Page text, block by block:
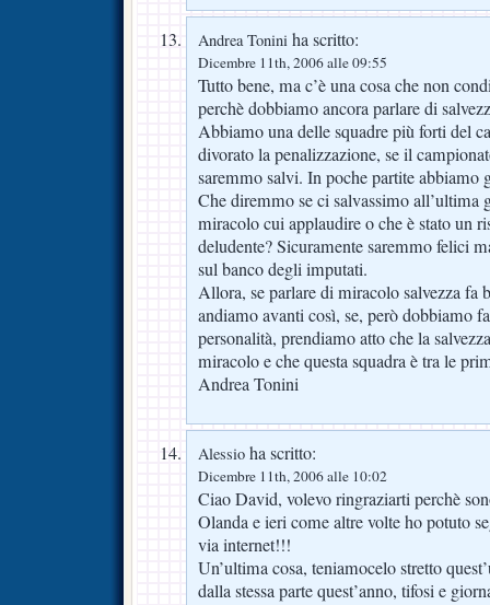
Andrea Tonini ha scritto:
Dicembre 11th, 2006 alle 09:55
Tutto bene, ma c’è una cosa che non
perchè dobbiamo ancora parlare di
Abbiamo una delle squadre più forti del
divorato la penalizzazione, se il
saremmo salvi. In poche partite abbiamo
Che diremmo se ci salvassimo all’ultima
miracolo cui applaudire o che è stato un
deludente? Sicuramente saremmo felici
sul banco degli imputati.
Allora, se parlare di miracolo salvezza fa
andiamo avanti così, se, però dobbiamo
personalità, prendiamo atto che la
miracolo e che questa squadra è tra le
Andrea Tonini
Alessio ha scritto:
Dicembre 11th, 2006 alle 10:02
Ciao David, volevo ringraziarti perchè
Olanda e ieri come altre volte ho potuto
via internet!!!
Un’ultima cosa, teniamocelo stretto
dalla stessa parte quest’anno, tifosi e